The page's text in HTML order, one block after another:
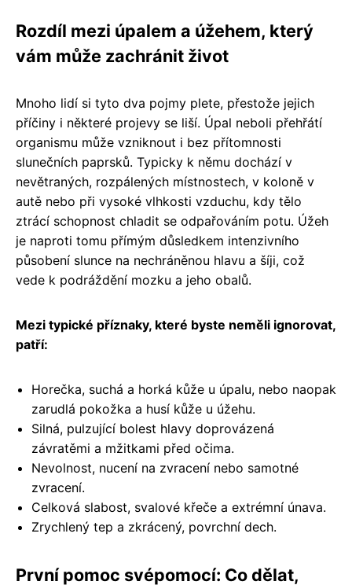
Rozdíl mezi úpalem a úžehem, který
vám může zachránit život
Mnoho lidí si tyto dva pojmy plete, přestože jejich
příčiny i některé projevy se liší. Úpal neboli přehřátí
organismu může vzniknout i bez přítomnosti
slunečních paprsků. Typicky k němu dochází v
nevětraných, rozpálených místnostech, v koloně v
autě nebo při vysoké vlhkosti vzduchu, kdy tělo
ztrácí schopnost chladit se odpařováním potu. Úžeh
je naproti tomu přímým důsledkem intenzivního
působení slunce na nechráněnou hlavu a šíji, což
vede k podráždění mozku a jeho obalů.
Mezi typické příznaky, které byste neměli ignorovat,
patří:
Horečka, suchá a horká kůže u úpalu, nebo naopak
zarudlá pokožka a husí kůže u úžehu.
Silná, pulzující bolest hlavy doprovázená
závratěmi a mžitkami před očima.
Nevolnost, nucení na zvracení nebo samotné
zvracení.
Celková slabost, svalové křeče a extrémní únava.
Zrychlený tep a zkrácený, povrchní dech.
První pomoc svépomocí: Co dělat,